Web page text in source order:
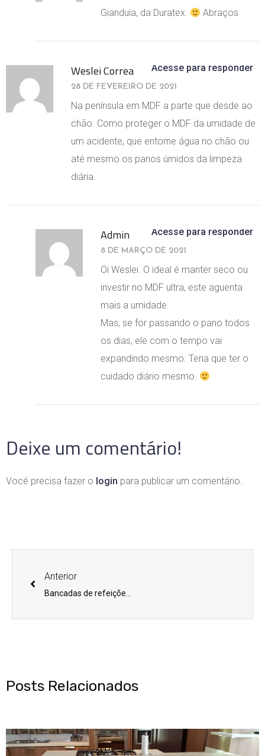
Gianduia, da Duratex.
Abraços
Weslei Correa
28 DE FEVEREIRO DE 2021
Acesse para responder
Na península em MDF a parte que desde ao
chão. Como proteger o MDF da umidade de
um acidente, que entorne água no chão ou
até mesmo os panos úmidos da limpeza
diária.
Admin
8 DE MARÇO DE 2021
Acesse para responder
Oi Weslei. O ideal é manter seco ou
investir no MDF ultra, este aguenta
mais a umidade.
Mas, se for passando o pano todos
os dias, ele com o tempo vai
expandindo mesmo. Teria que ter o
cuidado diário mesmo.
Deixe um comentário!
Você precisa fazer o login para publicar um comentário.
Anterior
Posts Relacionados